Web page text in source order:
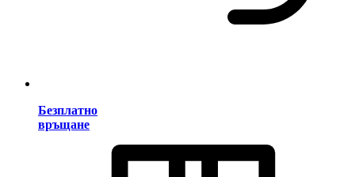
Безплатно
връщане